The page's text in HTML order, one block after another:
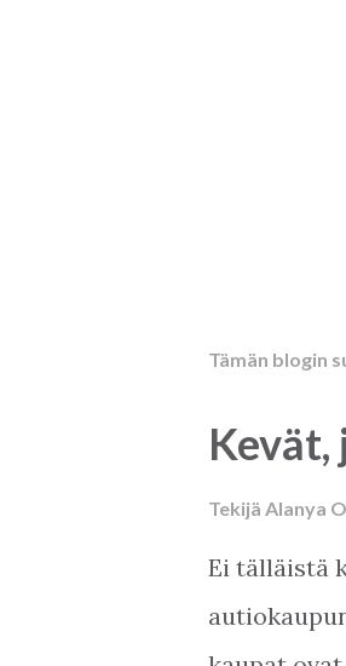
Tämän blogin
Kevät,
Tekijä Alanya
Ei tälläistä